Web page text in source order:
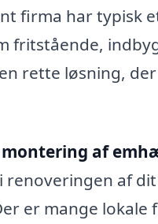
firma har typisk
fritstående,
rette løsning,
montering af
renoveringen af
er mange